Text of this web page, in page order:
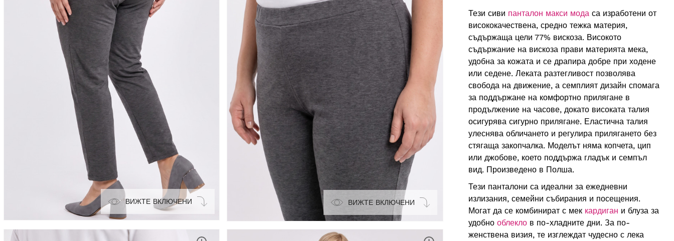
ВИЖТЕ ВКЛЮЧЕНИ ВИЖТЕ ВКЛЮЧЕНИ
60
дължина 101 cm, D – състояние
отпред и отзад 35/49 cm,
обиколка на бедрата
86 cm
Обиколка на глезена 42 cm
62
обиколка на талията 130-168 cm,
обиколка на ханша
144 cm
дължина 101 cm, Състояние
отпред и отзад 36/50 cm,
обиколка на бедрата
Обиколка на глезена 44 cm
64
обиколка на талията 138-174 cm
обиколка на ханша
дължина 101 cm, Състояние
отпред и отзад
36/50 cm,
обиколка на бедрата
Обиколка на глезена 46 cm
Тези сиви панталон макси мода са изработени от
висококачествена, средно тежка материя,
съдържаща цели 77% вискоза. Високото
съдържание на вискоза прави материята мека,
удобна за кожата и се драпира добре при ходене
или седене. Леката разтегливост позволява
свобода на движение, а семплият дизайн спомага
за поддържане на комфортно прилягане в
продължение на часове, докато високата талия
осигурява сигурно прилягане. Еластична талия
улеснява обличането и регулира прилягането без
стягаща закопчалка. Моделът няма копчета, цип
или джобове, което поддържа гладък и семпъл
вид. Произведено в Полша.
Тези панталони са идеални за ежедневни
излизания, семейни събирания и посещения.
Могат да се комбинират с мек кардиган и блуза за
удобно облеклов по-хладните дни. За по-
женствена визия, те изглеждат чудесно с лека